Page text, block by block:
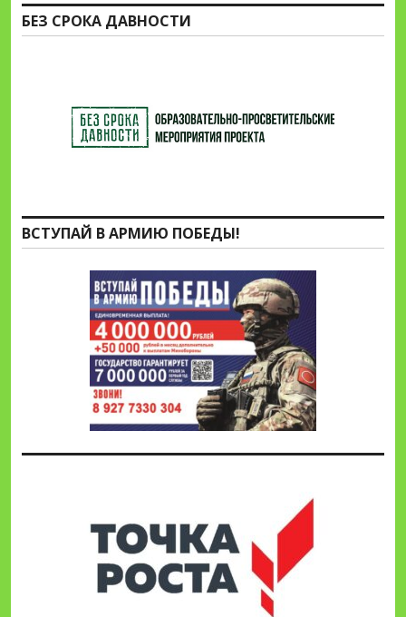
БЕЗ СРОКА ДАВНОСТИ
ВСТУПАЙ В АРМИЮ ПОБЕДЫ!